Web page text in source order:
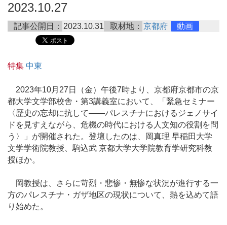
2023.10.27
記事公開日： 2023.10.31 取材地： 京都府 動画
特集 中東
2023年10月27日（金）午後7時より、京都府京都市の京
都大学文学部校舎・第3講義室において、「緊急セミナー
〈歴史の忘却に抗して――パレスチナにおけるジェノサイ
ドを見すえながら、危機の時代における人文知の役割を問
う〉」が開催された。登壇したのは、岡真理 早稲田大学
文学学術院教授、駒込武 京都大学大学院教育学研究科教
授ほか。
岡教授は、さらに苛烈・悲惨・無惨な状況が進行する一
方のパレスチナ・ガザ地区の現状について、熱を込めて語
り始めた。